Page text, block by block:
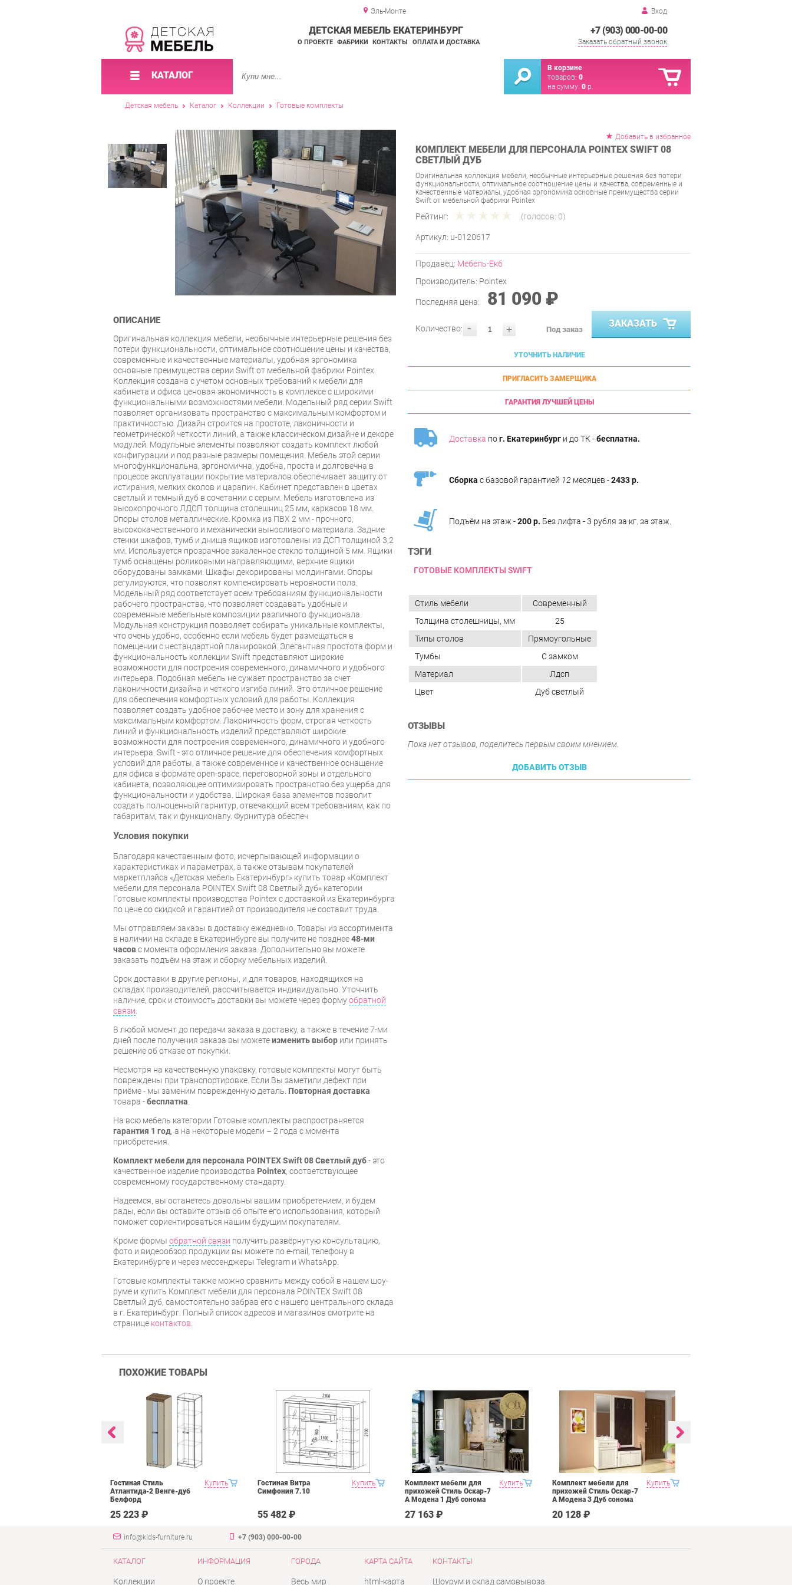
Эль-Монте Вход
+7 (903) 000-00-00
Заказать обратный звонок
ДЕТСКАЯ МЕБЕЛЬ ЕКАТЕРИНБУРГ
О ПРОЕКТЕ ФАБРИКИ КОНТАКТЫ ОПЛАТА И ДОСТАВКА
КАТАЛОГ
В корзине
товаров: 0
на сумму: 0 р.
Детская мебель Каталог Коллекции Готовые комплекты
Добавить в избранное
КОМПЛЕКТ МЕБЕЛИ ДЛЯ ПЕРСОНАЛА POINTEX SWIFT 08
СВЕТЛЫЙ ДУБ
Оригинальная коллекция мебели, необычные интерьерные решения без потери
функциональности, оптимальное соотношение цены и качества, современные и
качественные материалы, удобная эргономика основные преимущества серии
Swift от мебельной фабрики Pointex
Рейтинг: (голосов: 0)
Артикул: u-0120617
Продавец: Мебель-Екб
Производитель: Pointex
Последняя цена: 81 090 ₽
- +
Количество: Под заказ
ЗАКАЗАТЬ
УТОЧНИТЬ НАЛИЧИЕ
ПРИГЛАСИТЬ ЗАМЕРЩИКА
ГАРАНТИЯ ЛУЧШЕЙ ЦЕНЫ
Доставка пог. Екатеринбург и до ТК -бесплатна.
Сборка с базовой гарантией 12 месяцев -2433 р.
Подъём на этаж -200 р. Без лифта - 3 рубля за кг. за этаж.
ТЭГИ
ГОТОВЫЕ КОМПЛЕКТЫ SWIFT
ОПИСАНИЕ
Оригинальная коллекция мебели, необычные интерьерные решения без
потери функциональности, оптимальное соотношение цены и качества,
современные и качественные материалы, удобная эргономика
основные преимущества серии Swift от мебельной фабрики Pointex.
Коллекция создана с учетом основных требований к мебели для
кабинета и офиса ценовая экономичность в комплексе с широкими
функциональными возможностями мебели. Модельный ряд серии Swift
позволяет организовать пространство с максимальным комфортом и
практичностью. Дизайн строится на простоте, лаконичности и
геометрической четкости линий, а также классическом дизайне и декоре
модулей. Модульные элементы позволяют создать комплект любой
конфигурации и под разные размеры помещения. Мебель этой серии
многофункциональна, эргономична, удобна, проста и долговечна в
процессе эксплуатации покрытие материалов обеспечивает защиту от
истирания, мелких сколов и царапин. Кабинет представлен в цветах
светлый и темный дуб в сочетании с серым. Мебель изготовлена из
высокопрочного ЛДСП толщина столешниц 25 мм, каркасов 18 мм.
Опоры столов металлические. Кромка из ПВХ 2 мм - прочного,
высококачественного и механически выносливого материала. Задние
стенки шкафов, тумб и днища ящиков изготовлены из ДСП толщиной 3,2
мм. Используется прозрачное закаленное стекло толщиной 5 мм. Ящики
тумб оснащены роликовыми направляющими, верхние ящики
оборудованы замками. Шкафы декорированы молдингами. Опоры
регулируются, что позволят компенсировать неровности пола.
Модельный ряд соответствует всем требованиям функциональности
рабочего пространства, что позволяет создавать удобные и
современные мебельные композиции различного функционала.
Модульная конструкция позволяет собирать уникальные комплекты,
что очень удобно, особенно если мебель будет размещаться в
помещении с нестандартной планировкой. Элегантная простота форм и
функциональность коллекции Swift представляют широкие
возможности для построения современного, динамичного и удобного
интерьера. Подобная мебель не сужает пространство за счет
лаконичности дизайна и четкого изгиба линий. Это отличное решение
для обеспечения комфортных условий для работы. Коллекция
позволяет создать удобное рабочее место и зону для хранения с
максимальным комфортом. Лаконичность форм, строгая четкость
линий и функциональность изделий представляют широкие
возможности для построения современного, динамичного и удобного
интерьера. Swift - это отличное решение для обеспечения комфортных
условий для работы, а также современное и качественное оснащение
для офиса в формате open-space, переговорной зоны и отдельного
кабинета, позволяющее оптимизировать пространство без ущерба для
функциональности и удобства. Широкая база элементов позволит
создать полноценный гарнитур, отвечающий всем требованиям, как по
габаритам, так и функционалу. Фурнитура обеспеч
Условия покупки
Благодаря качественным фото, исчерпывающей информации о
характеристиках и параметрах, а также отзывам покупателей
маркетплэйса «Детская мебель Екатеринбург» купить товар «Комплект
мебели для персонала POINTEX Swift 08 Светлый дуб» категории
Готовые комплекты производства Pointex с доставкой из Екатеринбурга
по цене со скидкой и гарантией от производителя не составит труда.
Мы отправляем заказы в доставку ежедневно. Товары из ассортимента
в наличии на складе в Екатеринбурге вы получите не позднее48-ми
часовс момента оформления заказа. Дополнительно вы можете
заказать подъём на этаж и сборку мебельных изделий.
Срок доставки в другие регионы, и для товаров, находящихся на
складах производителей, рассчитывается индивидуально. Уточнить
наличие, срок и стоимость доставки вы можете через формуобратной
связи.
В любой момент до передачи заказа в доставку, а также в течение 7-ми
дней после получения заказа вы можетеизменить выбор или принять
решение об отказе от покупки.
Несмотря на качественную упаковку, готовые комплекты могут быть
повреждены при транспортировке. Если Вы заметили дефект при
приёме - мы заменим поврежденную деталь. Повторная доставка
товара -бесплатна.
На всю мебель категории Готовые комплекты распространяется
гарантия 1 год, а на некоторые модели – 2 года с момента
приобретения.
Комплект мебели для персонала POINTEX Swift 08 Светлый дуб- это
качественное изделие производства Pointex, соответствующее
современному государственному стандарту.
Надеемся, вы останетесь довольны вашим приобретением, и будем
рады, если вы оставите отзыв об опыте его использования, который
поможет сориентироваться нашим будущим покупателям.
Кроме формы обратной связи получить развёрнутую консультацию,
фото и видеообзор продукции вы можете по e-mail, телефону в
Екатеринбурге и через мессенджеры Telegram и WhatsApp.
Готовые комплекты также можно сравнить между собой в нашем шоу-
руме и купить Комплект мебели для персонала POINTEX Swift 08
Светлый дуб, самостоятельно забрав его с нашего центрального склада
в г. Екатеринбург. Полный список адресов и магазинов смотрите на
странице контактов.
Стиль мебели
Современный
Толщина столешницы, мм
25
Типы столов
Прямоугольные
Тумбы
С замком
Материал
Лдсп
Цвет
Дуб светлый
ОТЗЫВЫ
Пока нет отзывов, поделитесь первым своим мнением.
ДОБАВИТЬ ОТЗЫВ
ПОХОЖИЕ ТОВАРЫ
Купить
Гостиная Стиль
Атлантида-2 Венге-дуб
Белфорд
25 223 ₽
Купить
Гостиная Витра
Симфония 7.10
55 482 ₽
Купить
Комплект мебели для
прихожей Стиль Оскар-7
А Модена 1 Дуб сонома
27 163 ₽
Купить
Комплект мебели для
прихожей Стиль Оскар-7
А Модена 3 Дуб сонома
20 128 ₽
info@kids-furniture.ru +7 (903) 000-00-00
КАТАЛОГ
Коллекции
ИНФОРМАЦИЯ
О проекте
ГОРОДА
Весь мир
КАРТА САЙТА
html-карта
КОНТАКТЫ
Шоурум и склад самовывоза